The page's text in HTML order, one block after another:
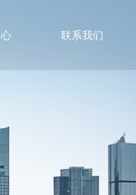
联系我们